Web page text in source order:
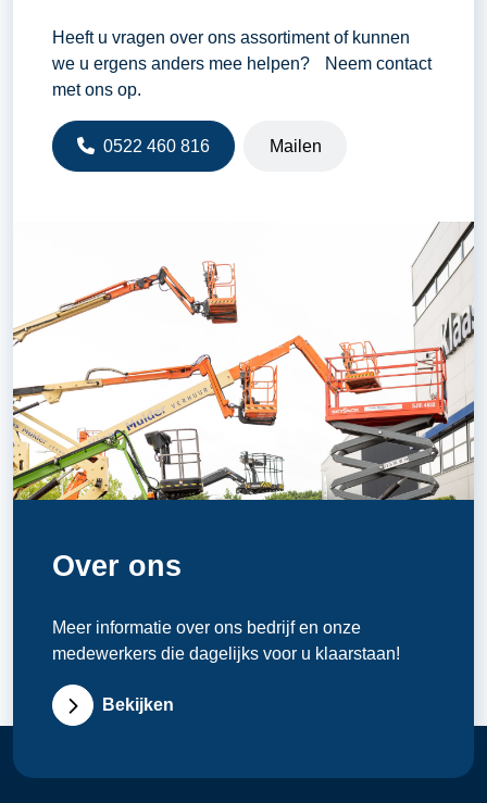
Heeft u vragen over ons assortiment of kunnen
we u ergens anders mee helpen? Neem contact
met ons op.
0522 460 816 Mailen
Over ons
Meer informatie over ons bedrijf en onze
medewerkers die dagelijks voor u klaarstaan!
Bekijken